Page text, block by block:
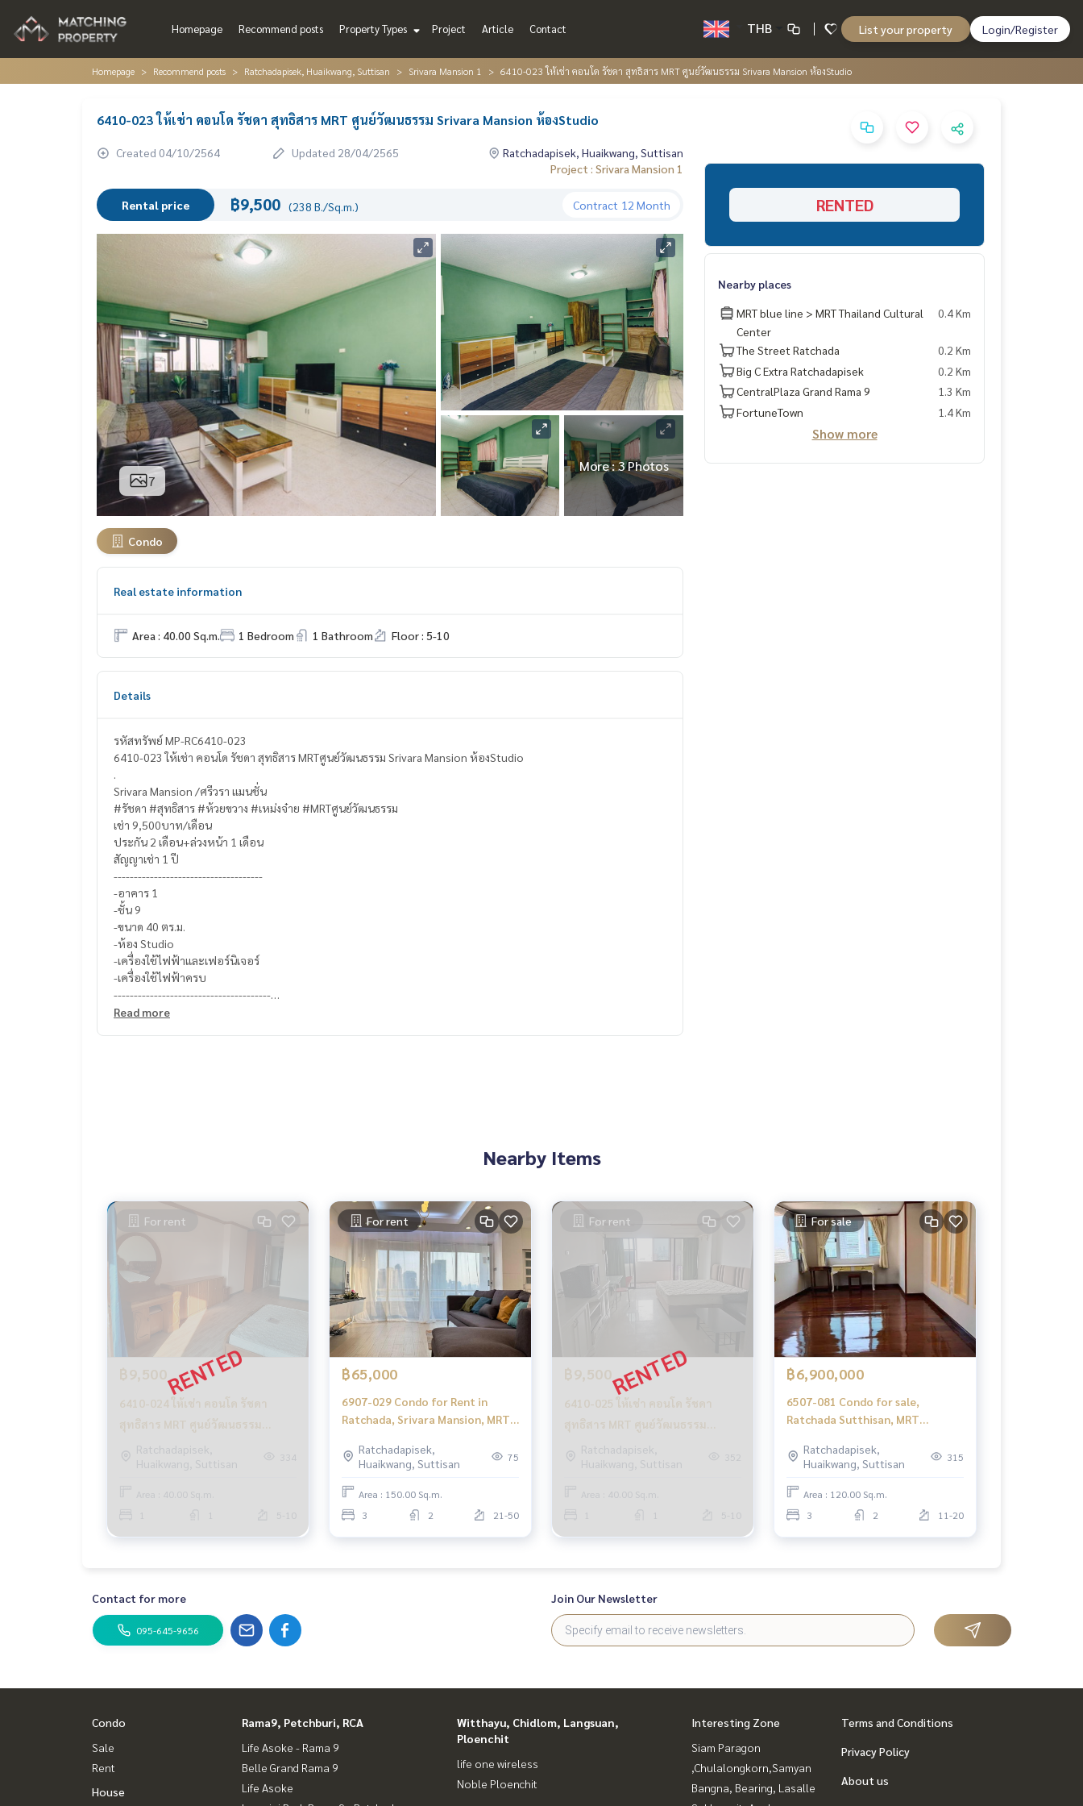
Homepage Recommend posts Property Types Project Article Contact THB List your property Login/Register
Homepage Recommend posts Ratchadapisek, Huaikwang, Suttisan Srivara Mansion 1 6410-023 ให้เช่า คอนโด รัชดา สุทธิสาร MRT ศูนย์วัฒนธรรม Srivara Mansion ห้องStudio
6410-023 ให้เช่า คอนโด รัชดา สุทธิสาร MRT ศูนย์วัฒนธรรม Srivara Mansion ห้องStudio
Created 04/10/2564 Updated 28/04/2565
Ratchadapisek, Huaikwang, Suttisan
Project : Srivara Mansion 1
Rental price ฿9,500 (238 B./Sq.m.) Contract 12 Month
7
More : 3 Photos
Condo
Real estate information
Area : 40.00 Sq.m. 1 Bedroom 1 Bathroom Floor : 5-10
Details
รหัสทรัพย์ MP-RC6410-023
6410-023 ให้เช่า คอนโด รัชดา สุทธิสาร MRTศูนย์วัฒนธรรม Srivara Mansion ห้องStudio
Srivara Mansion /ศรีวรา แมนชั่น
#รัชดา #สุทธิสาร #ห้วยขวาง #เหม่งจ๋าย #MRTศูนย์วัฒนธรรม
เช่า 9,500บาท/เดือน
ประกัน 2 เดือน+ล่วงหน้า 1 เดือน
สัญญาเช่า 1 ปี
-------------------------------------
-อาคาร 1
-ชั้น 9
-ขนาด 40 ตร.ม.
-ห้อง Studio
-เครื่องใช้ไฟฟ้าและเฟอร์นิเจอร์
-เครื่องใช้ไฟฟ้าครบ
---------------------------------------
-เตียง
Line Add Click :
https://lin.ee/C4eqRVC
Tel.:095-645-9656
รับฝากซื้อ ขาย เช่า ที่ดิน บ้าน ทาวเฮ้าส์ ทาวโฮม คอนโด อพาร์ทเมนท์ โรงแรม รีสอร์ท กับทีมงานอสังหาฯมืออาชีพ ที่ทำงา
นกันเป็นระบบเครือข่าย และใช้เทคโนโลยีล่าสุดในการทำการตลาดเพื่อหาลูกค้าได้อย่างรวดเร็ว
เช่า คอนโด Srivara Mansion /ศรีวรา แมนชั่น
คอนโด เช่่า รัชดา สุทธิสาร ห้วยขวาง เหม่งจ๋าย MRTศูนย์วัฒนธรรม
คอนโด MRTศูนย์วัฒนธรรม เช่า
Srivara Mansion rent
Srivara Mansion rent Ratchada Suthisan Huai Khwang Mengjai MRT Cultural Center
Read more
RENTED
Nearby places
MRT blue line > MRT Thailand Cultural
Center
0.4 Km
The Street Ratchada
0.2 Km
Big C Extra Ratchadapisek
0.2 Km
CentralPlaza Grand Rama 9
1.3 Km
FortuneTown
1.4 Km
Show more
Nearby Items
For rent
฿9,500
6410-024 ให้เช่า คอนโด รัชดา
สุทธิสาร MRT ศูนย์วัฒนธรรม
Srivara Mansion ห้องStudio
Ratchadapisek,
Huaikwang, Suttisan
334
Area : 40.00 Sq.m.
5-10
For rent
฿65,000
6907-029 Condo for Rent in
Ratchada, Srivara Mansion, MRT
Ratchadapisek,
Huaikwang, Suttisan
75
Area : 150.00 Sq.m.
3
2 21-50
For rent
฿9,500
6410-025 ให้เช่า คอนโด รัชดา
สุทธิสาร MRT ศูนย์วัฒนธรรม
Srivara Mansion ห้องStudio
Ratchadapisek,
Huaikwang, Suttisan
352
Area : 40.00 Sq.m.
5-10
For sale
฿6,900,000
6507-081 Condo for sale,
Ratchada Sutthisan, MRT
3 bedrooms
Ratchadapisek,
Huaikwang, Suttisan
315
Area : 120.00 Sq.m.
3
2 11-20
Contact for more
095-645-9656
Join Our Newsletter
Condo
Sale
Rent
House
Rama9, Petchburi, RCA
Life Asoke - Rama 9
Belle Grand Rama 9
Life Asoke
Witthayu, Chidlom, Langsuan,
Ploenchit
life one wireless
Noble Ploenchit
Interesting Zone
Siam Paragon
,Chulalongkorn,Samyan
Bangna, Bearing, Lasalle
Terms and Conditions
Privacy Policy
About us